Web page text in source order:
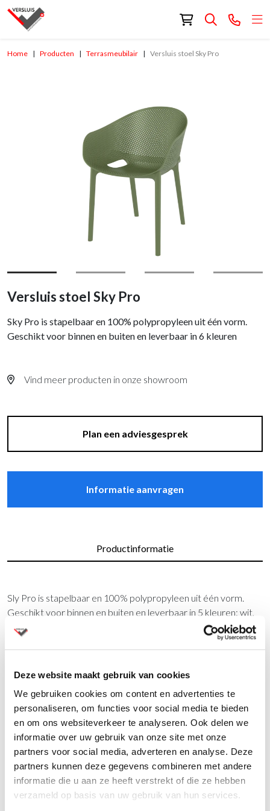
Deze website maakt gebruik van cookies
We gebruiken cookies om content en advertenties te
personaliseren, om functies voor social media te bieden
en om ons websiteverkeer te analyseren. Ook delen we
informatie over uw gebruik van onze site met onze
partners voor social media, adverteren en analyse. Deze
partners kunnen deze gegevens combineren met andere
informatie die u aan ze heeft verstrekt of die ze hebben
verzameld op basis van uw gebruik van hun services.
Home Producten Terrasmeubilair Versluis stoel Sky Pro
Versluis stoel Sky Pro
Sky Pro is stapelbaar en 100% polypropyleen uit één vorm.
Geschikt voor binnen en buiten en leverbaar in 6 kleuren
Vind meer producten in onze showroom
Plan een adviesgesprek
Informatie aanvragen
Productinformatie
Sly Pro is stapelbaar en 100% polypropyleen uit één vorm.
Geschikt voor binnen en buiten en leverbaar in 5 kleuren: wit,
zwart, antraciet, beige en groen.
Vragen?
Wij staan u graag te woord via de telefoon.
073-8000266